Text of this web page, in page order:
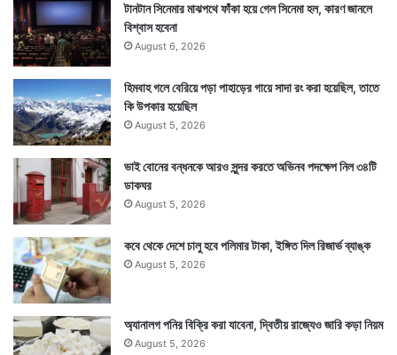
টানটান সিনেমার মাঝপথে ফাঁকা হয়ে গেল সিনেমা হল, কারণ জানলে
বিশ্বাস হবেনা
August 6, 2026
হিমবাহ গলে বেরিয়ে পড়া পাহাড়ের গায়ে সাদা রং করা হয়েছিল, তাতে
কি উপকার হয়েছিল
August 5, 2026
ভাই বোনের বন্ধনকে আরও সুন্দর করতে অভিনব পদক্ষেপ নিল ৩৪টি
ডাকঘর
August 5, 2026
কবে থেকে দেশে চালু হবে পলিমার টাকা, ইঙ্গিত দিল রিজার্ভ ব্যাঙ্ক
August 5, 2026
অ্যানালগ পনির বিক্রি করা যাবেনা, দ্বিতীয় রাজ্যেও জারি কড়া নিয়ম
August 5, 2026